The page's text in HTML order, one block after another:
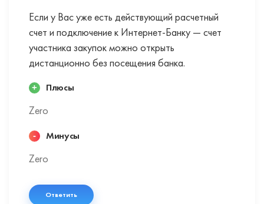
Если у Вас уже есть действующий расчетный
счет и подключение к Интернет-Банку — счет
участника закупок можно открыть
дистанционно без посещения банка.
Плюсы
Zero
Минусы
Zero
Ответить